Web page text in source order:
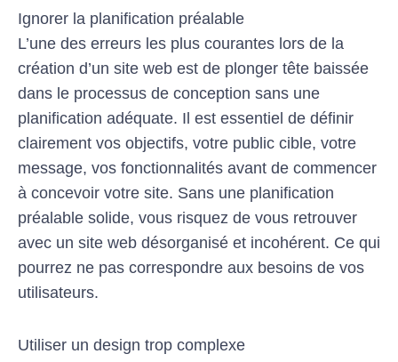
Ignorer la planification préalable
L’une des erreurs les plus courantes lors de la
création d’un site web est de plonger tête baissée
dans le processus de conception sans une
planification adéquate. Il est essentiel de définir
clairement vos objectifs, votre public cible, votre
message, vos fonctionnalités avant de commencer
à concevoir votre site. Sans une planification
préalable solide, vous risquez de vous retrouver
avec un site web désorganisé et incohérent. Ce qui
pourrez ne pas correspondre aux besoins de vos
utilisateurs.
Utiliser un design trop complexe